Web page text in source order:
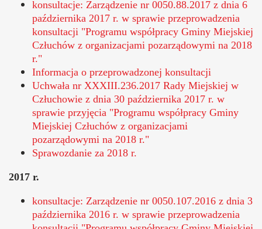
konsultacje: Zarządzenie nr 0050.88.2017 z dnia 6
października 2017 r. w sprawie przeprowadzenia
konsultacji "Programu współpracy Gminy Miejskiej
Człuchów z organizacjami pozarządowymi na 2018
r."
Informacja o przeprowadzonej konsultacji
Uchwała nr XXXIII.236.2017 Rady Miejskiej w
Człuchowie z dnia 30 października 2017 r. w
sprawie przyjęcia "Programu współpracy Gminy
Miejskiej Człuchów z organizacjami
pozarządowymi na 2018 r."
Sprawozdanie za 2018 r.
2017 r.
konsultacje: Zarządzenie nr 0050.107.2016 z dnia 3
października 2016 r. w sprawie przeprowadzenia